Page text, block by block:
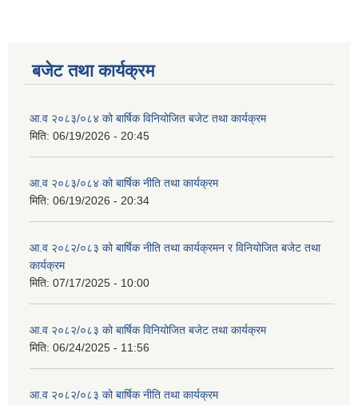
बजेट तथा कार्यक्रम
आ.व २०८३/०८४ को बार्षिक विनियोजित बजेट तथा कार्यक्रम
मिति: 06/19/2026 - 20:45
आ.व २०८३/०८४ को बार्षिक नीति तथा कार्यक्रम
मिति: 06/19/2026 - 20:34
आ.व २०८२/०८३ को बार्षिक नीति तथा कार्यक्रमन र विनियोजित बजेट तथा
कार्यक्रम
मिति: 07/17/2025 - 10:00
आ.व २०८२/०८३ को बार्षिक विनियोजित बजेट तथा कार्यक्रम
मिति: 06/24/2025 - 11:56
आ.व २०८२/०८३ को बार्षिक नीति तथा कार्यक्रम